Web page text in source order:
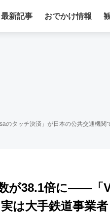
最新記事 おでかけ情報
タッチ決済」が日本の公共交通機関
が38.1倍に――「
は大手鉄道事業者